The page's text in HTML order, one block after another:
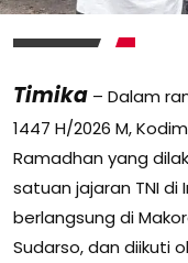
Timika – Dalam
1447 H/2026 M,
Ramadhan yang
satuan jajaran TNI
berlangsung di
Sudarso, dan diikuti